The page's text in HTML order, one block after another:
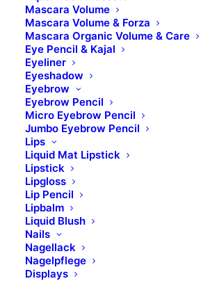
Mascara Volume
Mascara Volume & Forza
Mascara Organic Volume & Care
Eye Pencil & Kajal
Eyeliner
Eyeshadow
Eyebrow
Eyebrow Pencil
Micro Eyebrow Pencil
Jumbo Eyebrow Pencil
Lips
Liquid Mat Lipstick
Lipstick
Lipgloss
Lip Pencil
Lipbalm
Liquid Blush
Nails
Nagellack
Nagelpflege
Displays